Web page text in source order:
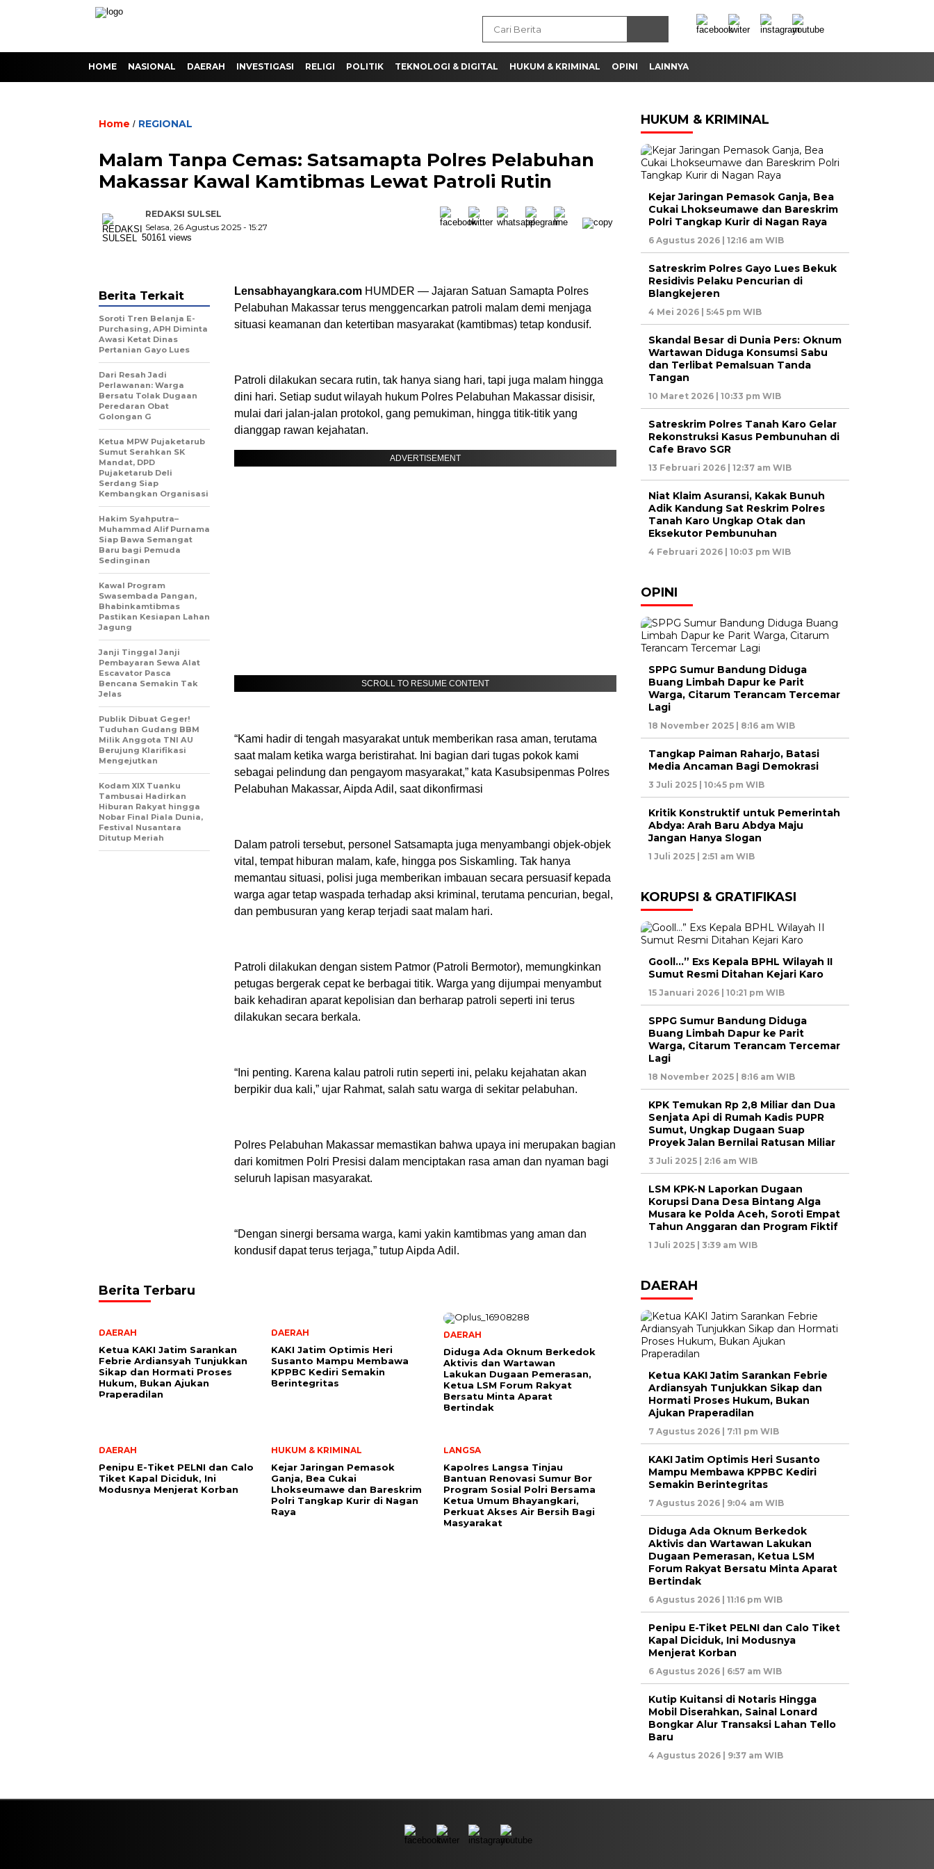
HOME NASIONAL DAERAH INVESTIGASI RELIGI POLITIK TEKNOLOGI & DIGITAL HUKUM & KRIMINAL OPINI LAINNYA
Home / REGIONAL
Malam Tanpa Cemas: Satsamapta Polres Pelabuhan
Makassar Kawal Kamtibmas Lewat Patroli Rutin
REDAKSI SULSEL
Selasa, 26 Agustus 2025 - 15:27
50161 views
Lensabhayangkara.com HUMDER — Jajaran Satuan Samapta Polres
Pelabuhan Makassar terus menggencarkan patroli malam demi menjaga
situasi keamanan dan ketertiban masyarakat (kamtibmas) tetap kondusif.
Patroli dilakukan secara rutin, tak hanya siang hari, tapi juga malam hingga
dini hari. Setiap sudut wilayah hukum Polres Pelabuhan Makassar disisir,
mulai dari jalan-jalan protokol, gang pemukiman, hingga titik-titik yang
dianggap rawan kejahatan.
ADVERTISEMENT
SCROLL TO RESUME CONTENT
“Kami hadir di tengah masyarakat untuk memberikan rasa aman, terutama
saat malam ketika warga beristirahat. Ini bagian dari tugas pokok kami
sebagai pelindung dan pengayom masyarakat,” kata Kasubsipenmas Polres
Pelabuhan Makassar, Aipda Adil, saat dikonfirmasi
Dalam patroli tersebut, personel Satsamapta juga menyambangi objek-objek
vital, tempat hiburan malam, kafe, hingga pos Siskamling. Tak hanya
memantau situasi, polisi juga memberikan imbauan secara persuasif kepada
warga agar tetap waspada terhadap aksi kriminal, terutama pencurian, begal,
dan pembusuran yang kerap terjadi saat malam hari.
Patroli dilakukan dengan sistem Patmor (Patroli Bermotor), memungkinkan
petugas bergerak cepat ke berbagai titik. Warga yang dijumpai menyambut
baik kehadiran aparat kepolisian dan berharap patroli seperti ini terus
dilakukan secara berkala.
“Ini penting. Karena kalau patroli rutin seperti ini, pelaku kejahatan akan
berpikir dua kali,” ujar Rahmat, salah satu warga di sekitar pelabuhan.
Polres Pelabuhan Makassar memastikan bahwa upaya ini merupakan bagian
dari komitmen Polri Presisi dalam menciptakan rasa aman dan nyaman bagi
seluruh lapisan masyarakat.
“Dengan sinergi bersama warga, kami yakin kamtibmas yang aman dan
kondusif dapat terus terjaga,” tutup Aipda Adil.
Berita Terkait
Soroti Tren Belanja E-
Purchasing, APH Diminta
Awasi Ketat Dinas
Pertanian Gayo Lues
Dari Resah Jadi
Perlawanan: Warga
Bersatu Tolak Dugaan
Peredaran Obat
Golongan G
Ketua MPW Pujaketarub
Sumut Serahkan SK
Mandat, DPD
Pujaketarub Deli
Serdang Siap
Kembangkan Organisasi
Hakim Syahputra–
Muhammad Alif Purnama
Siap Bawa Semangat
Baru bagi Pemuda
Sedinginan
Kawal Program
Swasembada Pangan,
Bhabinkamtibmas
Pastikan Kesiapan Lahan
Jagung
Janji Tinggal Janji
Pembayaran Sewa Alat
Escavator Pasca
Bencana Semakin Tak
Jelas
Publik Dibuat Geger!
Tuduhan Gudang BBM
Milik Anggota TNI AU
Berujung Klarifikasi
Mengejutkan
Kodam XIX Tuanku
Tambusai Hadirkan
Hiburan Rakyat hingga
Nobar Final Piala Dunia,
Festival Nusantara
Ditutup Meriah
Berita Terbaru
DAERAH
Ketua KAKI Jatim Sarankan
Febrie Ardiansyah Tunjukkan
Sikap dan Hormati Proses
Hukum, Bukan Ajukan
Praperadilan
DAERAH
KAKI Jatim Optimis Heri
Susanto Mampu Membawa
KPPBC Kediri Semakin
Berintegritas
DAERAH
Diduga Ada Oknum Berkedok
Aktivis dan Wartawan
Lakukan Dugaan Pemerasan,
Ketua LSM Forum Rakyat
Bersatu Minta Aparat
Bertindak
DAERAH
Penipu E-Tiket PELNI dan Calo
Tiket Kapal Diciduk, Ini
Modusnya Menjerat Korban
HUKUM & KRIMINAL
Kejar Jaringan Pemasok
Ganja, Bea Cukai
Lhokseumawe dan Bareskrim
Polri Tangkap Kurir di Nagan
Raya
LANGSA
Kapolres Langsa Tinjau
Bantuan Renovasi Sumur Bor
Program Sosial Polri Bersama
Ketua Umum Bhayangkari,
Perkuat Akses Air Bersih Bagi
Masyarakat
HUKUM & KRIMINAL
Kejar Jaringan Pemasok Ganja, Bea
Cukai Lhokseumawe dan Bareskrim
Polri Tangkap Kurir di Nagan Raya
6 Agustus 2026 | 12:16 am WIB
Satreskrim Polres Gayo Lues Bekuk
Residivis Pelaku Pencurian di
Blangkejeren
4 Mei 2026 | 5:45 pm WIB
Skandal Besar di Dunia Pers: Oknum
Wartawan Diduga Konsumsi Sabu
dan Terlibat Pemalsuan Tanda
Tangan
10 Maret 2026 | 10:33 pm WIB
Satreskrim Polres Tanah Karo Gelar
Rekonstruksi Kasus Pembunuhan di
Cafe Bravo SGR
13 Februari 2026 | 12:37 am WIB
Niat Klaim Asuransi, Kakak Bunuh
Adik Kandung Sat Reskrim Polres
Tanah Karo Ungkap Otak dan
Eksekutor Pembunuhan
4 Februari 2026 | 10:03 pm WIB
OPINI
SPPG Sumur Bandung Diduga
Buang Limbah Dapur ke Parit
Warga, Citarum Terancam Tercemar
Lagi
18 November 2025 | 8:16 am WIB
Tangkap Paiman Raharjo, Batasi
Media Ancaman Bagi Demokrasi
3 Juli 2025 | 10:45 pm WIB
Kritik Konstruktif untuk Pemerintah
Abdya: Arah Baru Abdya Maju
Jangan Hanya Slogan
1 Juli 2025 | 2:51 am WIB
KORUPSI & GRATIFIKASI
Gooll…” Exs Kepala BPHL Wilayah II
Sumut Resmi Ditahan Kejari Karo
15 Januari 2026 | 10:21 pm WIB
SPPG Sumur Bandung Diduga
Buang Limbah Dapur ke Parit
Warga, Citarum Terancam Tercemar
Lagi
18 November 2025 | 8:16 am WIB
KPK Temukan Rp 2,8 Miliar dan Dua
Senjata Api di Rumah Kadis PUPR
Sumut, Ungkap Dugaan Suap
Proyek Jalan Bernilai Ratusan Miliar
3 Juli 2025 | 2:16 am WIB
LSM KPK-N Laporkan Dugaan
Korupsi Dana Desa Bintang Alga
Musara ke Polda Aceh, Soroti Empat
Tahun Anggaran dan Program Fiktif
1 Juli 2025 | 3:39 am WIB
DAERAH
Ketua KAKI Jatim Sarankan Febrie
Ardiansyah Tunjukkan Sikap dan
Hormati Proses Hukum, Bukan
Ajukan Praperadilan
7 Agustus 2026 | 7:11 pm WIB
KAKI Jatim Optimis Heri Susanto
Mampu Membawa KPPBC Kediri
Semakin Berintegritas
7 Agustus 2026 | 9:04 am WIB
Diduga Ada Oknum Berkedok
Aktivis dan Wartawan Lakukan
Dugaan Pemerasan, Ketua LSM
Forum Rakyat Bersatu Minta Aparat
Bertindak
6 Agustus 2026 | 11:16 pm WIB
Penipu E-Tiket PELNI dan Calo Tiket
Kapal Diciduk, Ini Modusnya
Menjerat Korban
6 Agustus 2026 | 6:57 am WIB
Kutip Kuitansi di Notaris Hingga
Mobil Diserahkan, Sainal Lonard
Bongkar Alur Transaksi Lahan Tello
Baru
4 Agustus 2026 | 9:37 am WIB